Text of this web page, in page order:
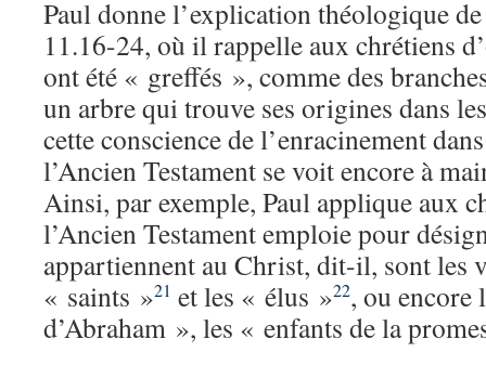
Paul donne l’explication théologique
11.16-24, où il rappelle aux chrétiens
ont été « greffés », comme des
un arbre qui trouve ses origines dans
cette conscience de l’enracinement
l’Ancien Testament se voit encore à
Ainsi, par exemple, Paul applique aux
l’Ancien Testament emploie pour
appartiennent au Christ, dit-il, sont les
« saints »21 et les « élus »22, ou encore
d’Abraham », les « enfants de la